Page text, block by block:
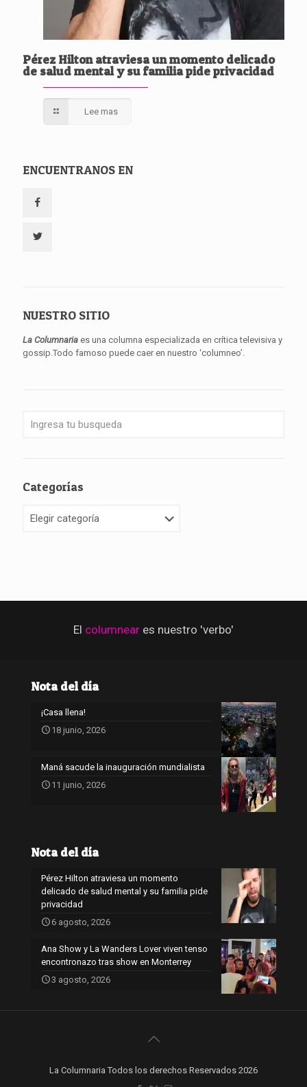
Pérez Hilton atraviesa un momento delicado
de salud mental y su familia pide privacidad
Lee mas
ENCUENTRANOS EN
NUESTRO SITIO
La Columnaria es una columna especializada en crítica televisiva y
gossip.Todo famoso puede caer en nuestro ‘columneo’.
Categorías
El columnear es nuestro 'verbo'
Nota del día
¡Casa llena!
18 junio, 2026
Maná sacude la inauguración mundialista
11 junio, 2026
Nota del día
Pérez Hilton atraviesa un momento
delicado de salud mental y su familia pide
privacidad
6 agosto, 2026
Ana Show y La Wanders Lover viven tenso
encontronazo tras show en Monterrey
3 agosto, 2026
La Columnaria Todos los derechos Reservados 2026